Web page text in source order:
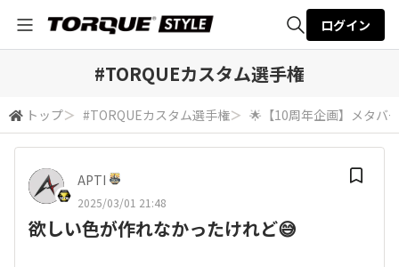
検索
ログイン
#TORQUEカスタム選手権
トップ＞ #TORQUEカスタム選手権＞ 🌟【10周年企画】メタバ
APTI
2025/03/01 21:48
欲しい色が作れなかったけれど😅